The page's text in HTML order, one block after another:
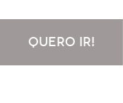
QUERO IR!